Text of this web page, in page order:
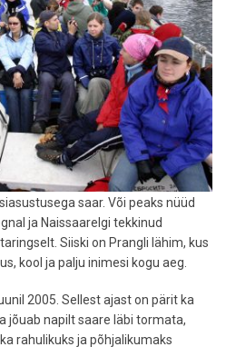
saar. Või peaks nüüd
ja Naissaarelgi tekkinud
Siiski on Prangli lähim, kus
kool ja palju inimesi kogu aeg.
2005. Sellest ajast on pärit ka
jõuab napilt saare läbi tormata,
rahulikuks ja põhjalikumaks